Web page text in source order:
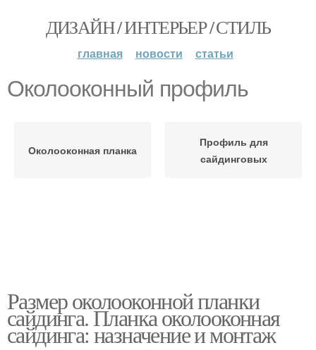
ДИЗАЙН / ИНТЕРЬЕР / СТИЛЬ
главная новости статьи
Околооконный профиль
Околооконная планка
Профиль для
сайдинговых
Размер околооконной планки
сайдинга. Планка околооконная
сайдинга: назначение и монтаж